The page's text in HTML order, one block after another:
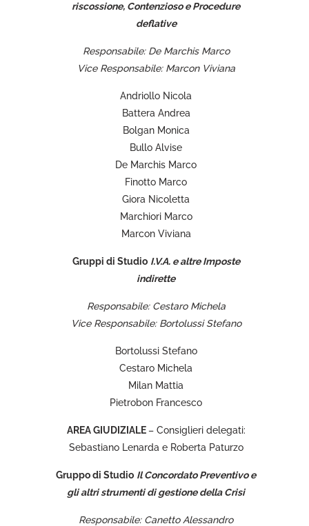
riscossione, Contenzioso e Procedure
deflative
Responsabile: De Marchis Marco
Vice Responsabile: Marcon Viviana
Andriollo Nicola
Battera Andrea
Bolgan Monica
Bullo Alvise
De Marchis Marco
Finotto Marco
Giora Nicoletta
Marchiori Marco
Marcon Viviana
Gruppi di Studio I.V.A. e altre Imposte
indirette
Responsabile: Cestaro Michela
Vice Responsabile: Bortolussi Stefano
Bortolussi Stefano
Cestaro Michela
Milan Mattia
Pietrobon Francesco
AREA GIUDIZIALE – Consiglieri delegati:
Sebastiano Lenarda e Roberta Paturzo
Gruppo di Studio Il Concordato Preventivo e
gli altri strumenti di gestione della Crisi
Responsabile: Canetto Alessandro